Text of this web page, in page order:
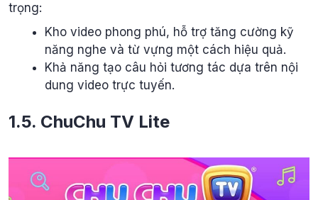
trọng:
Kho video phong phú, hỗ trợ tăng cường kỹ
năng nghe và từ vựng một cách hiệu quả.
Khả năng tạo câu hỏi tương tác dựa trên nội
dung video trực tuyến.
1.5. ChuChu TV Lite